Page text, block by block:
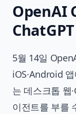
OpenAI
5월 14일
iOS·Android
는 데스크톱 웹
이전트를 부를